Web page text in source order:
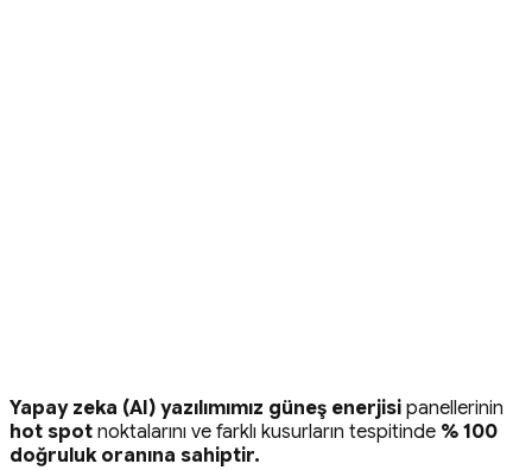
Yapay zeka (AI) yazılımımız güneş enerjisi panellerinin
hot spot noktalarını ve farklı kusurların tespitinde % 100
doğruluk oranına sahiptir.